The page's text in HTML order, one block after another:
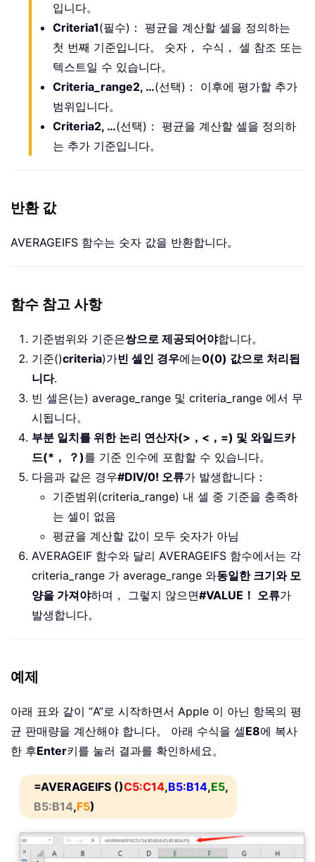
입니다。
Criteria1(필수)： 평균을 계산할 셀을 정의하는
첫 번째 기준입니다。 숫자， 수식， 셀 참조 또는
텍스트일 수 있습니다。
Criteria_range2, …(선택)： 이후에 평가할 추가
범위입니다。
Criteria2, …(선택)： 평균을 계산할 셀을 정의하
는 추가 기준입니다。
반환 값
AVERAGEIFS 함수는 숫자 값을 반환합니다。
함수 참고 사항
기준범위와 기준은쌍으로 제공되어야합니다。
기준()criteria)가빈 셀인 경우에는0(0) 값으로 처리됩
니다.
빈 셀은(는) average_range 및 criteria_range 에서 무
시됩니다。
부분 일치를 위한 논리 연산자(>，<，=) 및 와일드카
드(*， ？)를 기준 인수에 포함할 수 있습니다。
다음과 같은 경우#DIV/0! 오류가 발생합니다：
기준범위(criteria_range) 내 셀 중 기준을 충족하
는 셀이 없음
평균을 계산할 값이 모두 숫자가 아님
AVERAGEIF 함수와 달리 AVERAGEIFS 함수에서는 각
criteria_range 가 average_range 와동일한 크기와 모
양을 가져야하며， 그렇지 않으면#VALUE！ 오류가
발생합니다。
예제
아래 표와 같이 “A”로 시작하면서 Apple 이 아닌 항목의 평
균 판매량을 계산해야 합니다。 아래 수식을 셀E8에 복사
한 후Enter키를 눌러 결과를 확인하세요。
=AVERAGEIFS ()C5:C14,B5:B14,E5,
B5:B14,F5)